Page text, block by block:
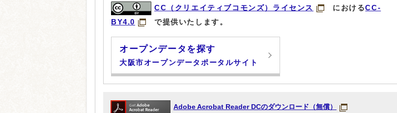
CC（クリエイティブコモンズ）ライセンス におけるCC-
BY4.0
で提供いたします。
オープンデータを探す
大阪市オープンデータポータルサイト
Adobe Acrobat Reader DCのダウンロード（無償）